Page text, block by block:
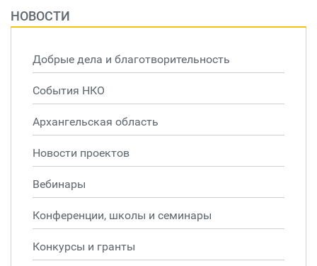
НОВОСТИ
Добрые дела и благотворительность
События НКО
Архангельская область
Новости проектов
Вебинары
Конференции, школы и семинары
Конкурсы и гранты